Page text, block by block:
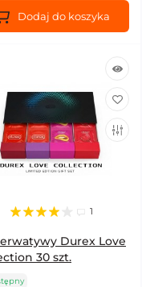
Dodaj do koszyka
1
Durex Love
30 szt.